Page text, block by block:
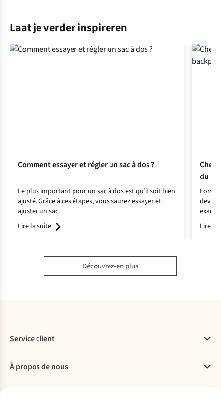
Laat je verder inspireren
Comment essayer et régler un sac à dos ?
Le plus important pour un sac à dos est qu’il soit bien
ajusté. Grâce à ces étapes, vous saurez essayer et
ajuster un sac.
Lire la suite
du
Lire la
Découvrez-en plus
Service client
Commander
Payer
À propos de nous